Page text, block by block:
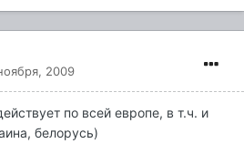
2009
по всей европе, в т.ч. и
белорусь)